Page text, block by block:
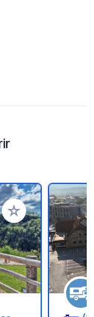
Ajouter à vos